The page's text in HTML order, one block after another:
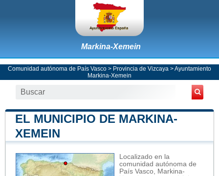
Markina-Xemein
Comunidad autónoma de País Vasco > Provincia de Vizcaya >Ayuntamiento
Markina-Xemein
EL MUNICIPIO DE MARKINA-
XEMEIN
Localizado en la
comunidad autónoma de
País Vasco, Markina-